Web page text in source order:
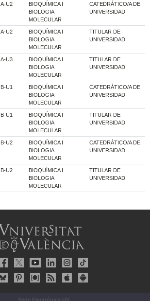
A-U2
BIOQUÍMICA I
BIOLOGIA
MOLECULAR
CATEDRÁTICO/A DE
UNIVERSIDAD
A-U2
BIOQUÍMICA I
BIOLOGIA
MOLECULAR
TITULAR DE
UNIVERSIDAD
A-U3
BIOQUÍMICA I
BIOLOGIA
MOLECULAR
TITULAR DE
UNIVERSIDAD
B-U1
BIOQUÍMICA I
BIOLOGIA
MOLECULAR
CATEDRÁTICO/A DE
UNIVERSIDAD
B-U1
BIOQUÍMICA I
BIOLOGIA
MOLECULAR
TITULAR DE
UNIVERSIDAD
B-U2
BIOQUÍMICA I
BIOLOGIA
MOLECULAR
CATEDRÁTICO/A DE
UNIVERSIDAD
B-U2
BIOQUÍMICA I
BIOLOGIA
MOLECULAR
TITULAR DE
UNIVERSIDAD
Sede Electrónica UV